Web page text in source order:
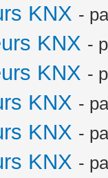
KNX -
KNX -
KNX -
KNX -
KNX -
KNX -